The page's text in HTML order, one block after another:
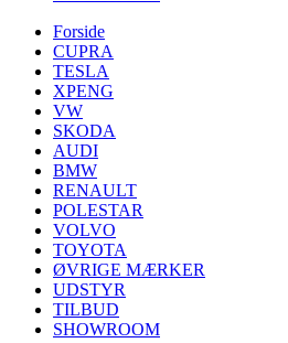
Forside
CUPRA
TESLA
XPENG
VW
SKODA
AUDI
BMW
RENAULT
POLESTAR
VOLVO
TOYOTA
ØVRIGE MÆRKER
UDSTYR
TILBUD
SHOWROOM